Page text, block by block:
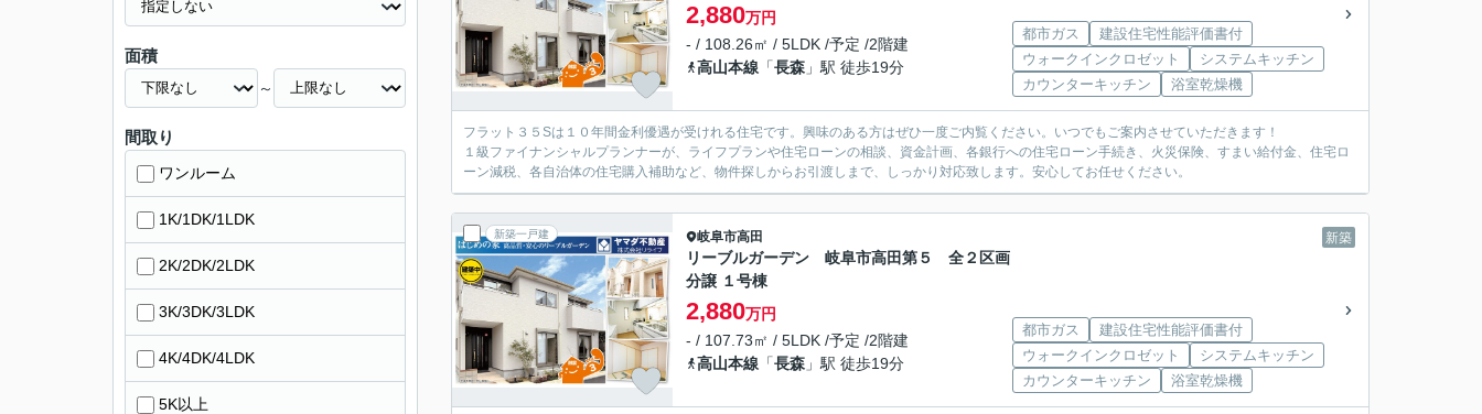
2,880万円
- / 108.26㎡ / 5LDK /予定 /2階建
高山本線 「長森 」駅 徒歩19分
都市ガス
建設住宅性能評価書付
ウォークインクロゼット
システムキッチン
カウンターキッチン
浴室乾燥機
フラット３５Sは１０年間金利優遇が受けれる住宅です。興味のある方はぜひ一度ご内覧ください。いつでもご案内させていただきます！
１級ファイナンシャルプランナーが、ライフプランや住宅ローンの相談、資金計画、各銀行への住宅ローン手続き、火災保険、すまい給付金、住宅ロ
ーン減税、各自治体の住宅購入補助など、物件探しからお引渡しまで、しっかり対応致します。安心してお任せください。
新築一戸建 新築
岐阜市高田
リーブルガーデン 岐阜市高田第５ 全２区画
分譲 １号棟
2,880万円
- / 107.73㎡ / 5LDK /予定 /2階建
高山本線 「長森 」駅 徒歩19分
都市ガス
建設住宅性能評価書付
ウォークインクロゼット
システムキッチン
カウンターキッチン
浴室乾燥機
面積
～
間取り
ワンルーム
1K/1DK/1LDK
2K/2DK/2LDK
3K/3DK/3LDK
4K/4DK/4LDK
5K以上